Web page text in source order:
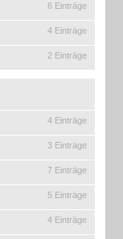
6 Einträge
4 Einträge
2 Einträge
4 Einträge
3 Einträge
7 Einträge
5 Einträge
4 Einträge